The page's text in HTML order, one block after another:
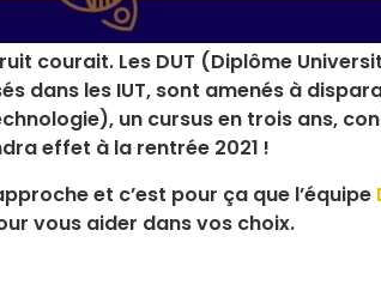
courait. Les DUT (Diplôme
dans les IUT, sont amenés à
un cursus en trois ans,
effet à la rentrée 2021 !
et c’est pour ça que l’équipe
vous aider dans vos choix.